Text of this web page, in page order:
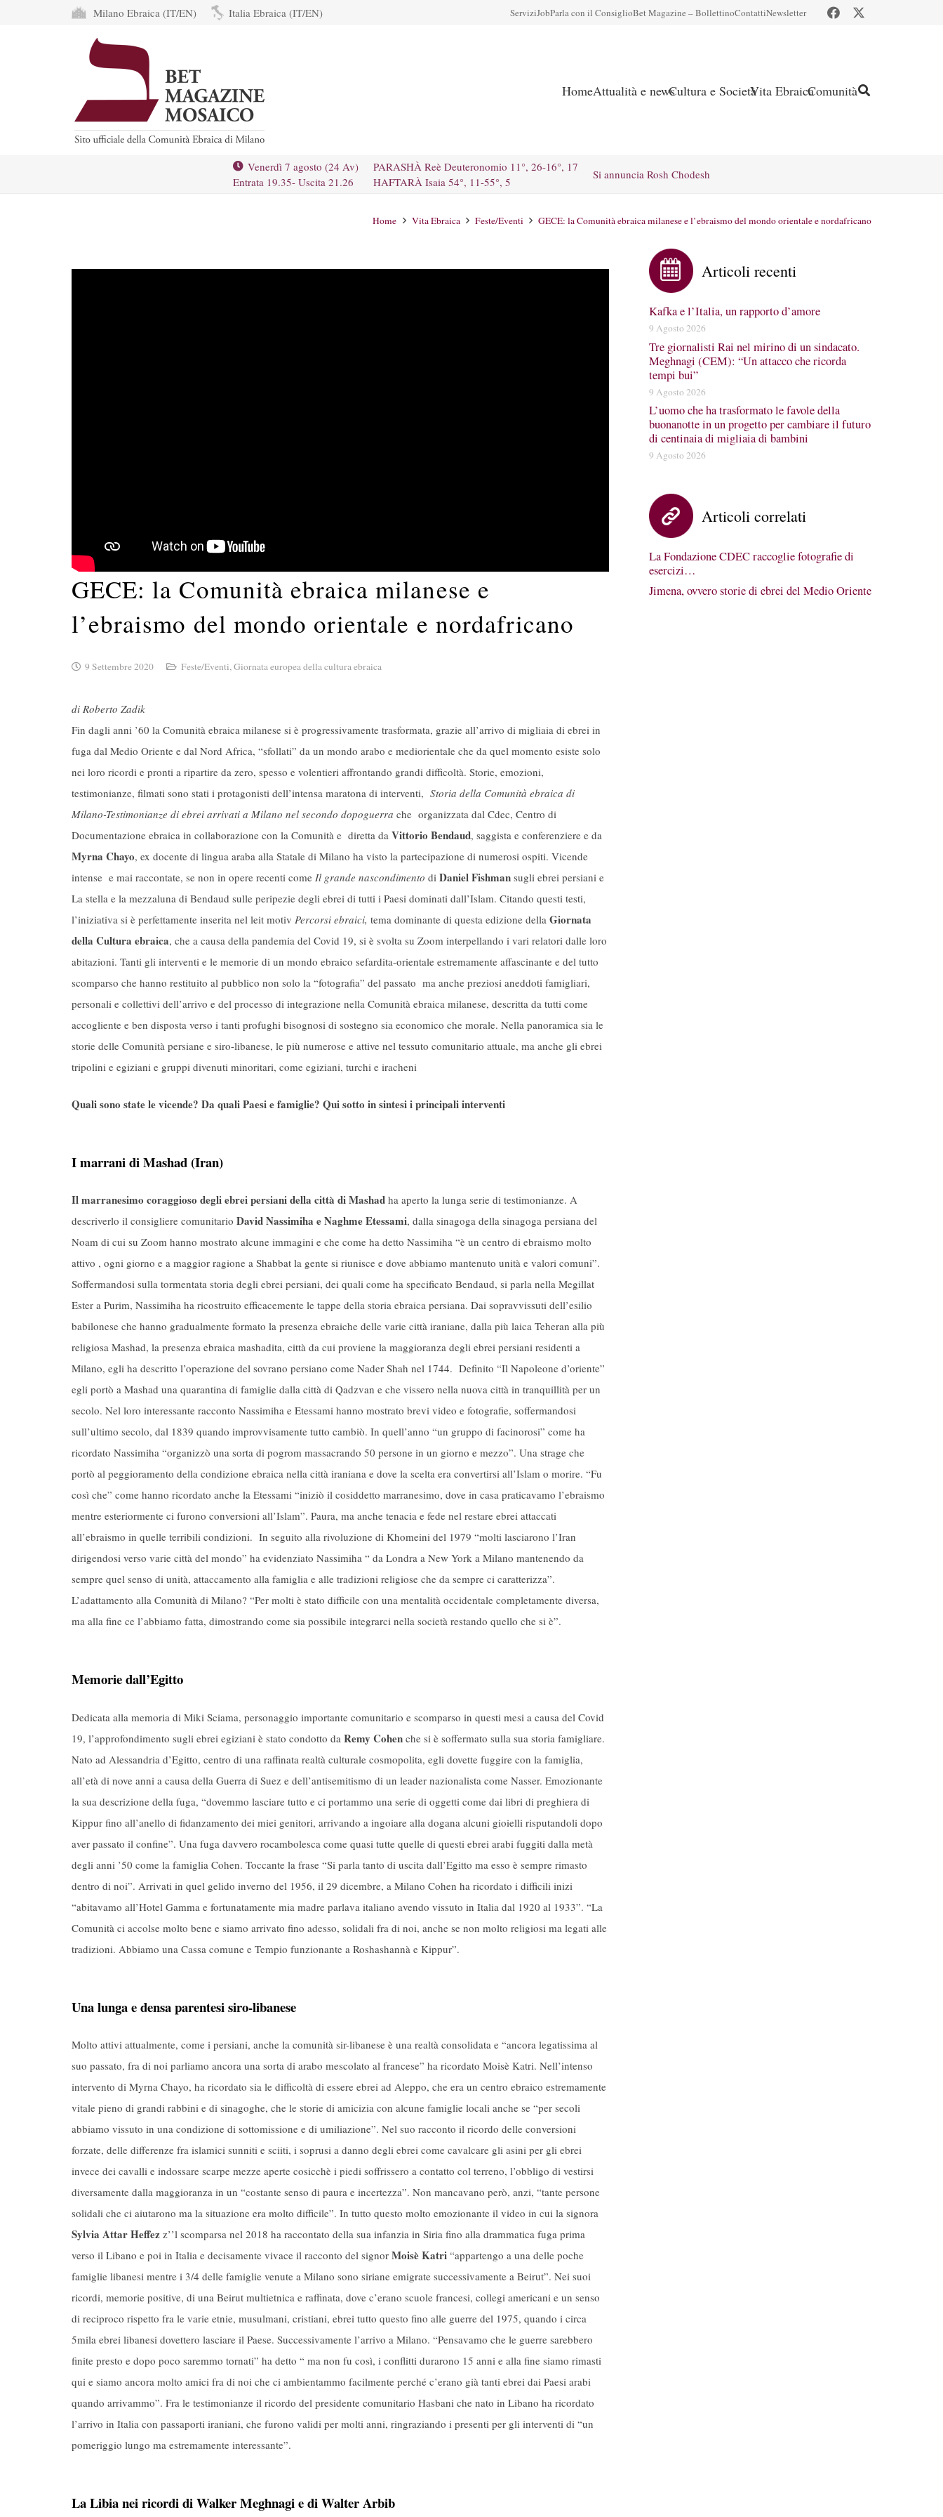
Milano Ebraica (IT/EN) Italia Ebraica (IT/EN) ServiziJobParla con il ConsiglioBet Magazine – BollettinoContattiNewsletter
HomeAttualità e newsCultura e SocietàVita EbraicaComunità
Venerdì 7 agosto (24 Av)
Entrata 19.35- Uscita 21.26
PARASHÀ Reè Deuteronomio 11°, 26-16°, 17
HAFTARÀ Isaia 54°, 11-55°, 5
Si annuncia Rosh Chodesh
Home Vita Ebraica Feste/Eventi GECE: la Comunità ebraica milanese e l’ebraismo del mondo orientale e nordafricano
GECE: la Comunità ebraica milanese e
l’ebraismo del mondo orientale e nordafricano
9 Settembre 2020 Feste/Eventi,Giornata europea della cultura ebraica
di Roberto Zadik
Fin dagli anni ’60 la Comunità ebraica milanese si è progressivamente trasformata, grazie all’arrivo di migliaia di ebrei in
fuga dal Medio Oriente e dal Nord Africa, “sfollati” da un mondo arabo e mediorientale che da quel momento esiste solo
nei loro ricordi e pronti a ripartire da zero, spesso e volentieri affrontando grandi difficoltà. Storie, emozioni,
testimonianze, filmati sono stati i protagonisti dell’intensa maratona di interventi, Storia della Comunità ebraica di
Milano-Testimonianze di ebrei arrivati a Milano nel secondo dopoguerra che organizzata dal Cdec, Centro di
Documentazione ebraica in collaborazione con la Comunità e diretta da Vittorio Bendaud, saggista e conferenziere e da
Myrna Chayo, ex docente di lingua araba alla Statale di Milano ha visto la partecipazione di numerosi ospiti. Vicende
intense e mai raccontate, se non in opere recenti come Il grande nascondimento di Daniel Fishman sugli ebrei persiani e
La stella e la mezzaluna di Bendaud sulle peripezie degli ebrei di tutti i Paesi dominati dall’Islam. Citando questi testi,
l’iniziativa si è perfettamente inserita nel leit motiv Percorsi ebraici, tema dominante di questa edizione della Giornata
della Cultura ebraica, che a causa della pandemia del Covid 19, si è svolta su Zoom interpellando i vari relatori dalle loro
abitazioni. Tanti gli interventi e le memorie di un mondo ebraico sefardita-orientale estremamente affascinante e del tutto
scomparso che hanno restituito al pubblico non solo la “fotografia” del passato ma anche preziosi aneddoti famigliari,
personali e collettivi dell’arrivo e del processo di integrazione nella Comunità ebraica milanese, descritta da tutti come
accogliente e ben disposta verso i tanti profughi bisognosi di sostegno sia economico che morale. Nella panoramica sia le
storie delle Comunità persiane e siro-libanese, le più numerose e attive nel tessuto comunitario attuale, ma anche gli ebrei
tripolini e egiziani e gruppi divenuti minoritari, come egiziani, turchi e iracheni
Quali sono state le vicende? Da quali Paesi e famiglie? Qui sotto in sintesi i principali interventi
I marrani di Mashad (Iran)
Il marranesimo coraggioso degli ebrei persiani della città di Mashad ha aperto la lunga serie di testimonianze. A
descriverlo il consigliere comunitario David Nassimiha e Naghme Etessami, dalla sinagoga della sinagoga persiana del
Noam di cui su Zoom hanno mostrato alcune immagini e che come ha detto Nassimiha “è un centro di ebraismo molto
attivo , ogni giorno e a maggior ragione a Shabbat la gente si riunisce e dove abbiamo mantenuto unità e valori comuni”.
Soffermandosi sulla tormentata storia degli ebrei persiani, dei quali come ha specificato Bendaud, si parla nella Megillat
Ester a Purim, Nassimiha ha ricostruito efficacemente le tappe della storia ebraica persiana. Dai sopravvissuti dell’esilio
babilonese che hanno gradualmente formato la presenza ebraiche delle varie città iraniane, dalla più laica Teheran alla più
religiosa Mashad, la presenza ebraica mashadita, città da cui proviene la maggioranza degli ebrei persiani residenti a
Milano, egli ha descritto l’operazione del sovrano persiano come Nader Shah nel 1744. Definito “Il Napoleone d’oriente”
egli portò a Mashad una quarantina di famiglie dalla città di Qadzvan e che vissero nella nuova città in tranquillità per un
secolo. Nel loro interessante racconto Nassimiha e Etessami hanno mostrato brevi video e fotografie, soffermandosi
sull’ultimo secolo, dal 1839 quando improvvisamente tutto cambiò. In quell’anno “un gruppo di facinorosi” come ha
ricordato Nassimiha “organizzò una sorta di pogrom massacrando 50 persone in un giorno e mezzo”. Una strage che
portò al peggioramento della condizione ebraica nella città iraniana e dove la scelta era convertirsi all’Islam o morire. “Fu
così che” come hanno ricordato anche la Etessami “iniziò il cosiddetto marranesimo, dove in casa praticavamo l’ebraismo
mentre esteriormente ci furono conversioni all’Islam”. Paura, ma anche tenacia e fede nel restare ebrei attaccati
all’ebraismo in quelle terribili condizioni. In seguito alla rivoluzione di Khomeini del 1979 “molti lasciarono l’Iran
dirigendosi verso varie città del mondo” ha evidenziato Nassimiha “ da Londra a New York a Milano mantenendo da
sempre quel senso di unità, attaccamento alla famiglia e alle tradizioni religiose che da sempre ci caratterizza”.
L’adattamento alla Comunità di Milano? “Per molti è stato difficile con una mentalità occidentale completamente diversa,
ma alla fine ce l’abbiamo fatta, dimostrando come sia possibile integrarci nella società restando quello che si è”.
Memorie dall’Egitto
Dedicata alla memoria di Miki Sciama, personaggio importante comunitario e scomparso in questi mesi a causa del Covid
19, l’approfondimento sugli ebrei egiziani è stato condotto da Remy Cohen che si è soffermato sulla sua storia famigliare.
Nato ad Alessandria d’Egitto, centro di una raffinata realtà culturale cosmopolita, egli dovette fuggire con la famiglia,
all’età di nove anni a causa della Guerra di Suez e dell’antisemitismo di un leader nazionalista come Nasser. Emozionante
la sua descrizione della fuga, “dovemmo lasciare tutto e ci portammo una serie di oggetti come dai libri di preghiera di
Kippur fino all’anello di fidanzamento dei miei genitori, arrivando a ingoiare alla dogana alcuni gioielli risputandoli dopo
aver passato il confine”. Una fuga davvero rocambolesca come quasi tutte quelle di questi ebrei arabi fuggiti dalla metà
degli anni ’50 come la famiglia Cohen. Toccante la frase “Si parla tanto di uscita dall’Egitto ma esso è sempre rimasto
dentro di noi”. Arrivati in quel gelido inverno del 1956, il 29 dicembre, a Milano Cohen ha ricordato i difficili inizi
“abitavamo all’Hotel Gamma e fortunatamente mia madre parlava italiano avendo vissuto in Italia dal 1920 al 1933”. “La
Comunità ci accolse molto bene e siamo arrivato fino adesso, solidali fra di noi, anche se non molto religiosi ma legati alle
tradizioni. Abbiamo una Cassa comune e Tempio funzionante a Roshashannà e Kippur”.
Una lunga e densa parentesi siro-libanese
Molto attivi attualmente, come i persiani, anche la comunità sir-libanese è una realtà consolidata e “ancora legatissima al
suo passato, fra di noi parliamo ancora una sorta di arabo mescolato al francese” ha ricordato Moisè Katri. Nell’intenso
intervento di Myrna Chayo, ha ricordato sia le difficoltà di essere ebrei ad Aleppo, che era un centro ebraico estremamente
vitale pieno di grandi rabbini e di sinagoghe, che le storie di amicizia con alcune famiglie locali anche se “per secoli
abbiamo vissuto in una condizione di sottomissione e di umiliazione”. Nel suo racconto il ricordo delle conversioni
forzate, delle differenze fra islamici sunniti e sciiti, i soprusi a danno degli ebrei come cavalcare gli asini per gli ebrei
invece dei cavalli e indossare scarpe mezze aperte cosicchè i piedi soffrissero a contatto col terreno, l’obbligo di vestirsi
diversamente dalla maggioranza in un “costante senso di paura e incertezza”. Non mancavano però, anzi, “tante persone
solidali che ci aiutarono ma la situazione era molto difficile”. In tutto questo molto emozionante il video in cui la signora
Sylvia Attar Heffez z’’l scomparsa nel 2018 ha raccontato della sua infanzia in Siria fino alla drammatica fuga prima
verso il Libano e poi in Italia e decisamente vivace il racconto del signor Moisè Katri “appartengo a una delle poche
famiglie libanesi mentre i 3/4 delle famiglie venute a Milano sono siriane emigrate successivamente a Beirut”. Nei suoi
ricordi, memorie positive, di una Beirut multietnica e raffinata, dove c’erano scuole francesi, collegi americani e un senso
di reciproco rispetto fra le varie etnie, musulmani, cristiani, ebrei tutto questo fino alle guerre del 1975, quando i circa
5mila ebrei libanesi dovettero lasciare il Paese. Successivamente l’arrivo a Milano. “Pensavamo che le guerre sarebbero
finite presto e dopo poco saremmo tornati” ha detto “ ma non fu così, i conflitti durarono 15 anni e alla fine siamo rimasti
qui e siamo ancora molto amici fra di noi che ci ambientammo facilmente perché c’erano già tanti ebrei dai Paesi arabi
quando arrivammo”. Fra le testimonianze il ricordo del presidente comunitario Hasbani che nato in Libano ha ricordato
l’arrivo in Italia con passaporti iraniani, che furono validi per molti anni, ringraziando i presenti per gli interventi di “un
pomeriggio lungo ma estremamente interessante”.
La Libia nei ricordi di Walker Meghnagi e di Walter Arbib
Articoli recenti
Kafka e l’Italia, un rapporto d’amore
9 Agosto 2026
Tre giornalisti Rai nel mirino di un sindacato.
Meghnagi (CEM): “Un attacco che ricorda
tempi bui”
9 Agosto 2026
L’uomo che ha trasformato le favole della
buonanotte in un progetto per cambiare il futuro
di centinaia di migliaia di bambini
9 Agosto 2026
Articoli correlati
La Fondazione CDEC raccoglie fotografie di
esercizi…
Jimena, ovvero storie di ebrei del Medio Oriente